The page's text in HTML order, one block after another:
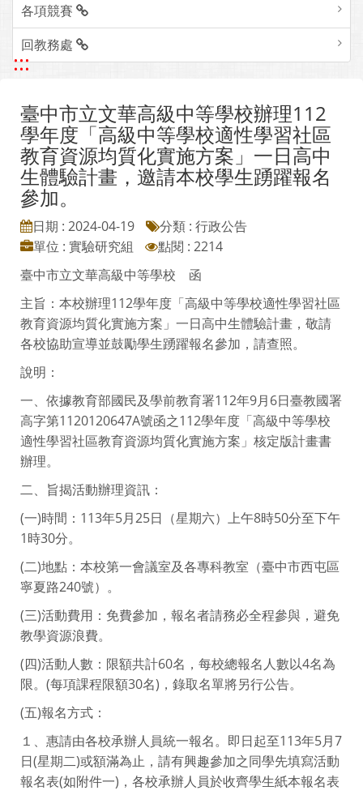
各項競賽
回教務處
:::
臺中市立文華高級中等學校辦理112
學年度「高級中等學校適性學習社區
教育資源均質化實施方案」一日高中
生體驗計畫，邀請本校學生踴躍報名
參加。
日期 : 2024-04-19
分類 : 行政公告
單位 : 實驗研究組
點閱 : 2214
臺中市立文華高級中等學校 函
主旨：本校辦理112學年度「高級中等學校適性學習社區
教育資源均質化實施方案」一日高中生體驗計畫，敬請
各校協助宣導並鼓勵學生踴躍報名參加，請查照。
說明：
一、依據教育部國民及學前教育署112年9月6日臺教國署
高字第1120120647A號函之112學年度「高級中等學校
適性學習社區教育資源均質化實施方案」核定版計畫書
辦理。
二、旨揭活動辦理資訊：
(一)時間：113年5月25日（星期六）上午8時50分至下午
1時30分。
(二)地點：本校第一會議室及各專科教室（臺中市西屯區
寧夏路240號）。
(三)活動費用：免費參加，報名者請務必全程參與，避免
教學資源浪費。
(四)活動人數：限額共計60名，每校總報名人數以4名為
限。(每項課程限額30名)，錄取名單將另行公告。
(五)報名方式：
１、惠請由各校承辦人員統一報名。即日起至113年5月7
日(星期二)或額滿為止，請有興趣參加之同學先填寫活動
報名表(如附件一)，各校承辦人員於收齊學生紙本報名表